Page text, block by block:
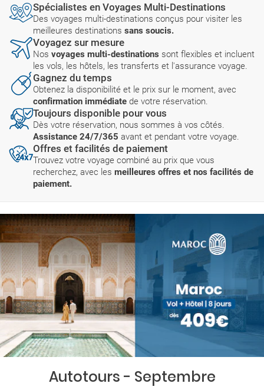
Spécialistes en Voyages Multi-Destinations
Des voyages multi-destinations conçus pour visiter les
meilleures destinations sans soucis.
Voyagez sur mesure
Nos voyages multi-destinations sont flexibles et incluent
les vols, les hôtels, les transferts et l'assurance voyage.
Gagnez du temps
Obtenez la disponibilité et le prix sur le moment, avec
confirmation immédiate de votre réservation.
Toujours disponible pour vous
Dès votre réservation, nous sommes à vos côtés.
Assistance 24/7/365 avant et pendant votre voyage.
Offres et facilités de paiement
Trouvez votre voyage combiné au prix que vous
recherchez, avec les meilleures offres et nos facilités de
paiement.
Autotours - Septembre